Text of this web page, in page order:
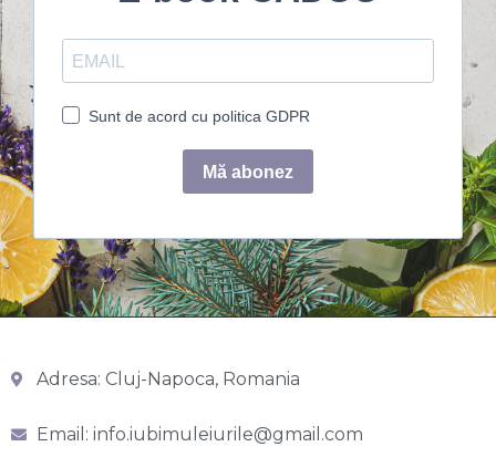
Adresa: Cluj-Napoca, Romania
Email: info.iubimuleiurile@gmail.com